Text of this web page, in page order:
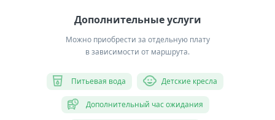
Дополнительные услуги
Можно приобрести за отдельную плату
в зависимости от маршрута.
Питьевая вода Детские кресла
Дополнительный час ожидания